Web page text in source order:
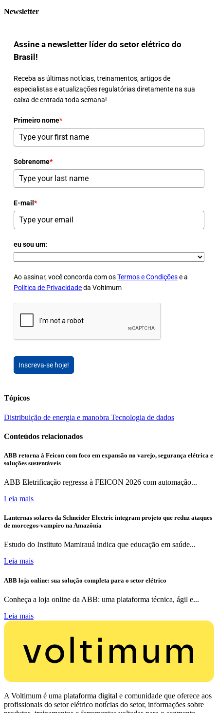
Newsletter
Assine a newsletter líder do setor elétrico do
Brasil!
Receba as últimas notícias, treinamentos, artigos de
especialistas e atualizações regulatórias diretamente na sua
caixa de entrada toda semana!
Primeiro nome*
Sobrenome*
E-mail *
eu sou um:
Ao assinar, você concorda com osTermos e Condiçõese a
Política de Privacidadeda Voltimum
Inscreva-se hoje!
Tópicos
Distribuição de energia e manobra Tecnologia de dados
Conteúdos relacionados
ABB retorna à Feicon com foco em expansão no varejo, segurança elétrica e
soluções sustentáveis
ABB Eletrificação regressa à FEICON 2026 com automação...
Leia mais
Lanternas solares da Schneider Electric integram projeto que reduz ataques
de morcegos-vampiro na Amazônia
Estudo do Instituto Mamirauá indica que educação em saúde...
Leia mais
ABB loja online: sua solução completa para o setor elétrico
Conheça a loja online da ABB: uma plataforma técnica, ágil e...
Leia mais
A Voltimum é uma plataforma digital e comunidade que oferece aos
profissionais do setor elétrico notícias do setor, informações sobre